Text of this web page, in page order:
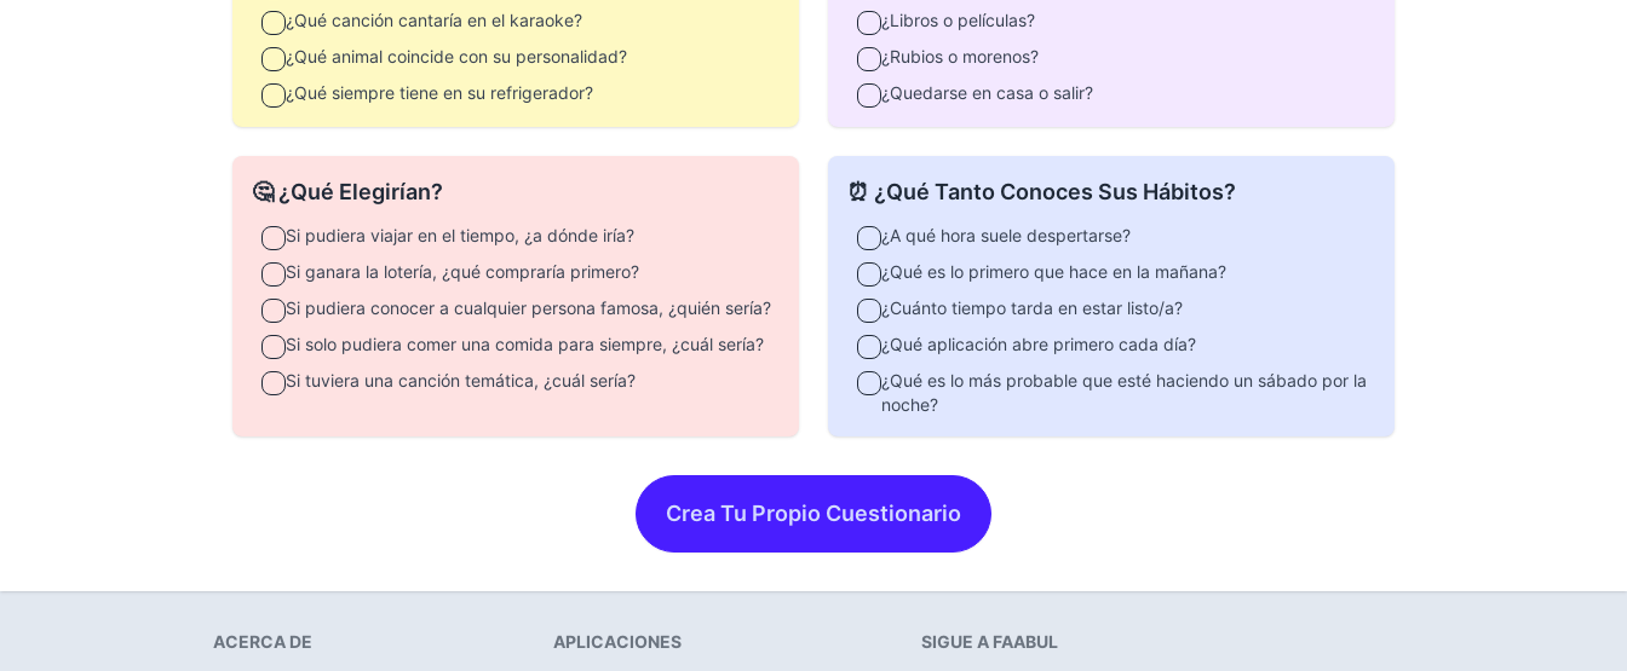
¿Qué canción cantaría en el karaoke?
¿Qué animal coincide con su personalidad?
¿Qué siempre tiene en su refrigerador?
¿Libros o películas?
¿Rubios o morenos?
¿Quedarse en casa o salir?
🤔 ¿Qué Elegirían?
Si pudiera viajar en el tiempo, ¿a dónde iría?
Si ganara la lotería, ¿qué compraría primero?
Si pudiera conocer a cualquier persona famosa, ¿quién sería?
Si solo pudiera comer una comida para siempre, ¿cuál sería?
Si tuviera una canción temática, ¿cuál sería?
⏰ ¿Qué Tanto Conoces Sus Hábitos?
¿A qué hora suele despertarse?
¿Qué es lo primero que hace en la mañana?
¿Cuánto tiempo tarda en estar listo/a?
¿Qué aplicación abre primero cada día?
¿Qué es lo más probable que esté haciendo un sábado por la
noche?
Crea Tu Propio Cuestionario
ACERCA DE APLICACIONES SIGUE A FAABUL